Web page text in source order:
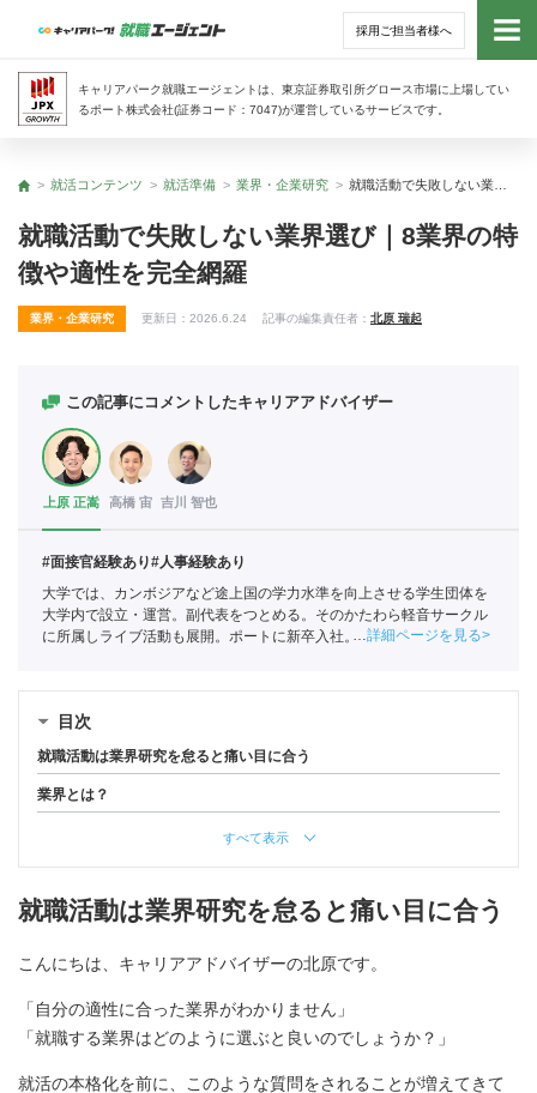
採用ご担当者様へ
キャリアパーク就職エージェントは、東京証券取引所グロース市場に上場してい
るポート株式会社(証券コード：7047)が運営しているサービスです。
トッ
トップ
就活コンテンツ 就活準備 業界・企業研究
就職活動で失敗しない業界選び｜8業界の特
徴や適性を完全網羅
業界・企業研究 更新日： 2026.6.24 記事の編集責任者： 北原 瑞起
この記事にコメントしたキャリアアドバイザー
上原 正嵩 高橋 宙 吉川 智也
#面接官経験あり#人事経験あり
大学では、カンボジアなど途上国の学力水準を向上させる学生団体を
大学内で設立・運営。副代表をつとめる。そのかたわら軽音サークル
に所属しライブ活動も展開。ポートに新卒入社。全国民営職業紹介事
詳細ページを見る
目次
就職活動は業界研究を怠ると痛い目に合う
業界とは？
すべて表示
就職活動は業界研究を怠ると痛い目に合う
こんにちは、キャリアアドバイザーの北原です。
「自分の適性に合った業界がわかりません」
「就職する業界はどのように選ぶと良いのでしょうか？」
就活の本格化を前に、このような質問をされることが増えてきて